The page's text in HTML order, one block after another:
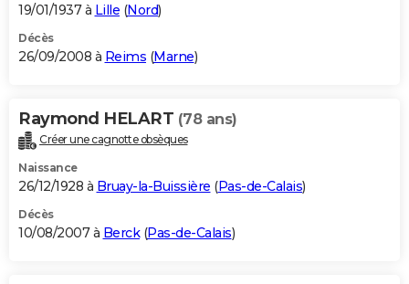
19/01/1937 à Lille (Nord)
Décès
26/09/2008 à Reims (Marne)
Raymond HELART (78 ans)
Créer une cagnotte obsèques
Naissance
26/12/1928 à Bruay-la-Buissière (Pas-de-Calais)
Décès
10/08/2007 à Berck(Pas-de-Calais)